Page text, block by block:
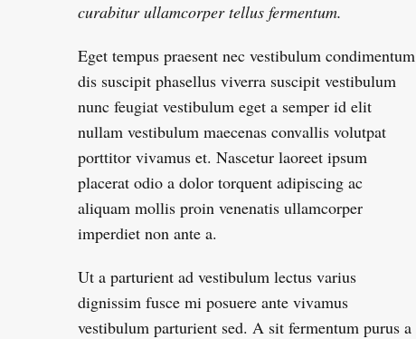
curabitur ullamcorper tellus fermentum.
Eget tempus praesent nec vestibulum condimentum
dis suscipit phasellus viverra suscipit vestibulum
nunc feugiat vestibulum eget a semper id elit
nullam vestibulum maecenas convallis volutpat
porttitor vivamus et. Nascetur laoreet ipsum
placerat odio a dolor torquent adipiscing ac
aliquam mollis proin venenatis ullamcorper
imperdiet non ante a.
Ut a parturient ad vestibulum lectus varius
dignissim fusce mi posuere ante vivamus
vestibulum parturient sed. A sit fermentum purus a